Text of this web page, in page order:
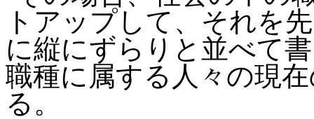
トアップして、それを
に縦にずらりと並べて
職種に属する人々の現
る。